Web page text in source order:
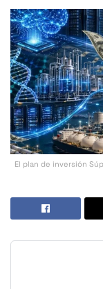
El plan de inversión